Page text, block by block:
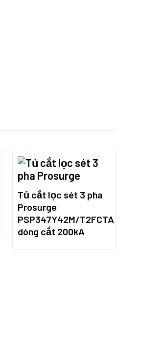
Tủ cắt lọc sét 3 pha
Prosurge
PSP347Y42M/T2FCTA
dòng cắt 200kA